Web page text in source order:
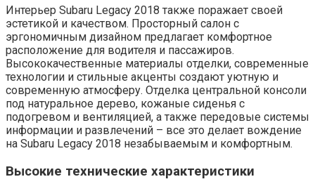
Интерьер Subaru Legacy 2018 также поражает своей
эстетикой и качеством. Просторный салон с
эргономичным дизайном предлагает комфортное
расположение для водителя и пассажиров.
Высококачественные материалы отделки, современные
технологии и стильные акценты создают уютную и
современную атмосферу. Отделка центральной консоли
под натуральное дерево, кожаные сиденья с
подогревом и вентиляцией, а также передовые системы
информации и развлечений – все это делает вождение
на Subaru Legacy 2018 незабываемым и комфортным.
Высокие технические характеристики